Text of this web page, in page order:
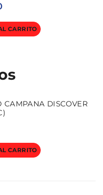
CARRITO
CAMPANA DISCOVER
CARRITO